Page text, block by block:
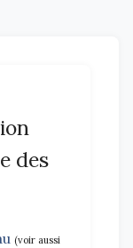
des
(voir aussi